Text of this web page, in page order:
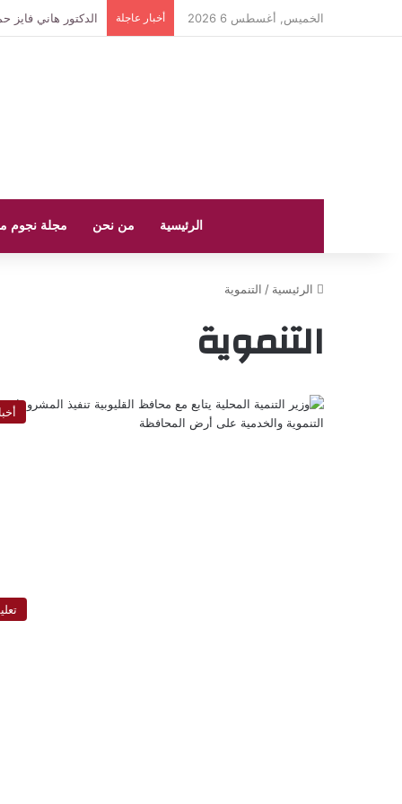
الخميس, أغسطس 6 2026 أخبار عاجلة مؤسسة فيتش تشيد
الرئيسية من نحن مجلة نجوم
الرئيسية / التنموية
التنموية